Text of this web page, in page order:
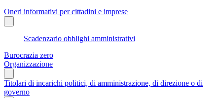
Oneri informativi per cittadini e imprese
Scadenzario obblighi amministrativi
Burocrazia zero
Organizzazione
Titolari di incarichi politici, di amministrazione, di direzione o di
governo